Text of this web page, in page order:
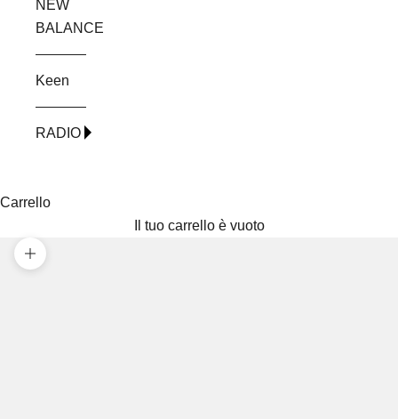
NEW
BALANCE
Keen
RADIO
Carrello
Il tuo carrello è vuoto
Ingrandisci immagine